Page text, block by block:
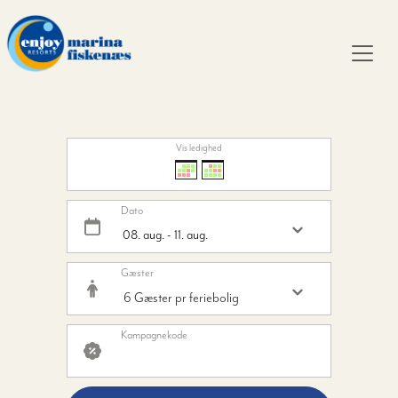
Vis ledighed
Dato
Gæster
Kampagnekode